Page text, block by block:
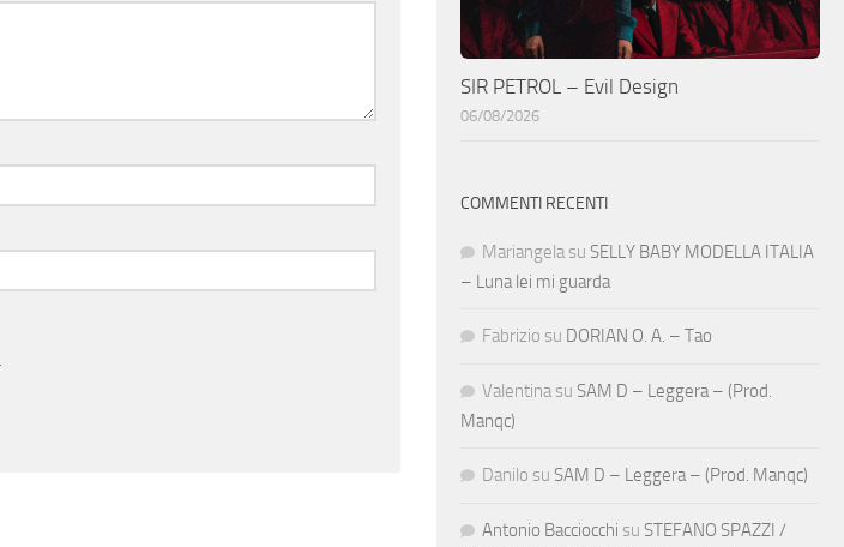
SIR PETROL – Evil Design
06/08/2026
COMMENTI RECENTI
Mariangela su SELLY BABY MODELLA ITALIA
– Luna lei mi guarda
Fabrizio su DORIAN O. A. – Tao
Valentina su SAM D – Leggera – (Prod.
Manqc)
Danilo su SAM D – Leggera – (Prod. Manqc)
Antonio Bacciocchi su STEFANO SPAZZI /